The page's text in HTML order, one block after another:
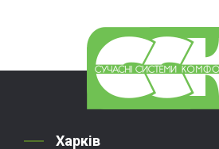
Харків